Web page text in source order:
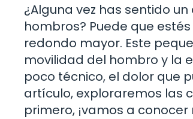
¿Alguna vez has sentido
hombros? Puede que
redondo mayor. Este
movilidad del hombro y la
poco técnico, el dolor que
artículo, exploraremos las
primero, ¡vamos a